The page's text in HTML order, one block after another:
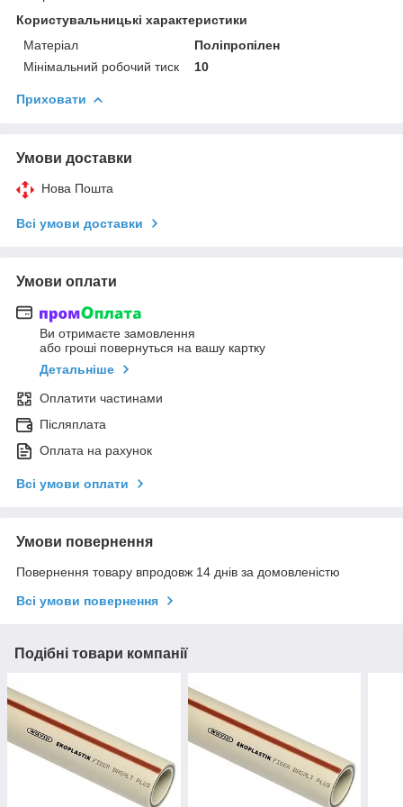
Користувальницькі характеристики
Матеріал
Поліпропілен
Мінімальний робочий тиск
10
Приховати
Умови доставки
Нова Пошта
Всі умови доставки
Умови оплати
Ви отримаєте замовлення
або гроші повернуться на вашу картку
Детальніше
Оплатити частинами
Післяплата
Оплата на рахунок
Всі умови оплати
Умови повернення
Повернення товару впродовж 14 днів за домовленістю
Всі умови повернення
Подібні товари компанії